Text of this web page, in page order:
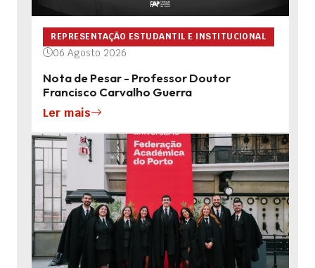
REPRESENTAÇÃO ESTUDANTIL E INSTITUCIONAL
06 Agosto 2026
Nota de Pesar - Professor Doutor
Francisco Carvalho Guerra
Ler mais